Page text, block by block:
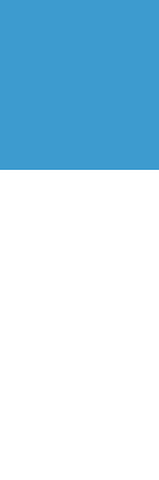
Schlittenverleih in